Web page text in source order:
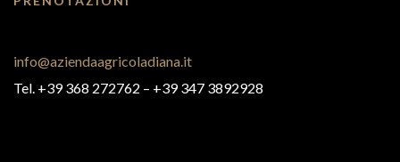
info@aziendaagricoladiana.it
Tel. +39 368 272762‬ – +39 347 3892928‬